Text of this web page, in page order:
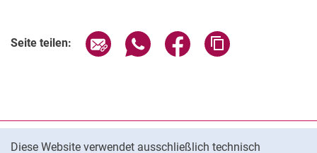
Diese Website verwendet ausschließlich technisch
Seite teilen: Seite über E-Mail teilen
Seite über WhatsApp teilen
Seite über Facebook
Datenschutz